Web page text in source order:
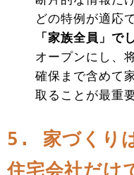
どの特例が適応
「家族全員」で
オープンにし、
確保まで含めて
取ることが最重
5. 家づくりは
住宅会社だけ